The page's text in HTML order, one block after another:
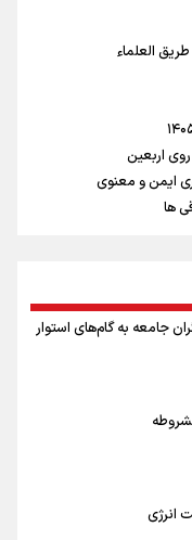
العلماء
اربعین
جامعه به گام‌های استوار
انرژی